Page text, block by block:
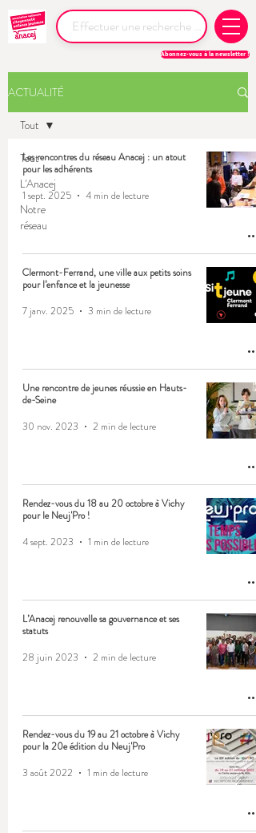
Abonnez-vous à la newsletter !
ACTUALITÉ
Tout
L'Anacej
Notre
réseau
Tout
Les rencontres du réseau Anacej : un atout
pour les adhérents
1 sept. 2025
4 min de lecture
Clermont-Ferrand, une ville aux petits soins
pour l’enfance et la jeunesse
7 janv. 2025
3 min de lecture
Une rencontre de jeunes réussie en Hauts-
de-Seine
30 nov. 2023
2 min de lecture
Rendez-vous du 18 au 20 octobre à Vichy
pour le Neuj'Pro !
4 sept. 2023
1 min de lecture
L’Anacej renouvelle sa gouvernance et ses
statuts
28 juin 2023
2 min de lecture
Rendez-vous du 19 au 21 octobre à Vichy
pour la 20e édition du Neuj'Pro
3 août 2022
1 min de lecture